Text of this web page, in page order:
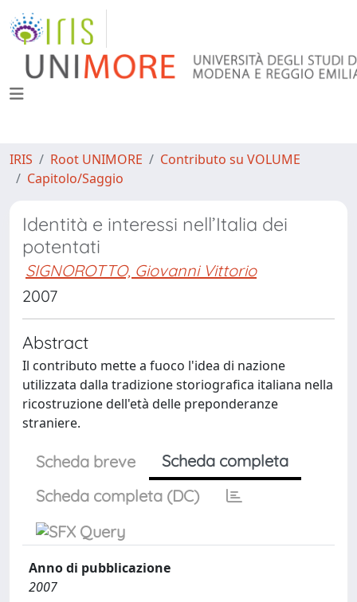
IRIS Root UNIMORE
Contributo su VOLUME
Capitolo/Saggio
Identità e interessi nell’Italia dei
potentati
SIGNOROTTO, Giovanni Vittorio
2007
Abstract
Il contributo mette a fuoco l'idea di nazione
utilizzata dalla tradizione storiografica italiana nella
ricostruzione dell'età delle preponderanze
straniere.
Scheda breve
Scheda completa
Scheda completa (DC)
Anno di pubblicazione
2007